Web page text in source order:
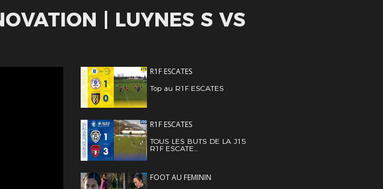
| LUYNES S VS
R1F ESCATES
Top au R1F ESCATES
R1F ESCATES
TOUS LES BUTS DE LA J15
R1F ESCATE...
FOOT AU FEMININ